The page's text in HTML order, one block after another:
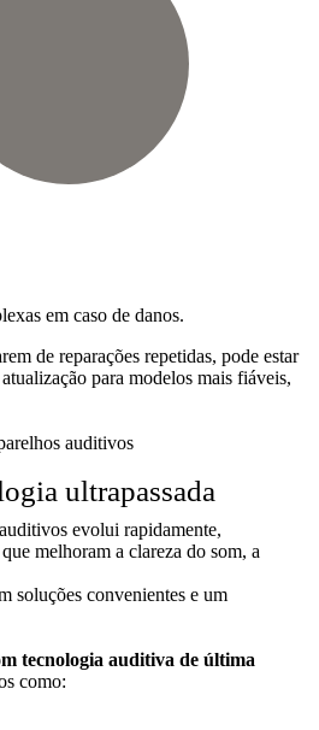
em caso de danos.
de reparações repetidas, pode estar
para modelos mais fiáveis,
auditivos
ultrapassada
evolui rapidamente,
melhoram a clareza do som, a
soluções convenientes e um
tecnologia auditiva de última
como: